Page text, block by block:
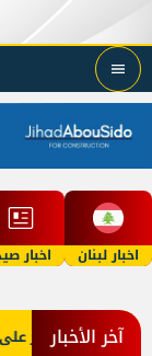
اخبار لبنان اخبار
آخر الأخبار
بو صعب: إصرار على